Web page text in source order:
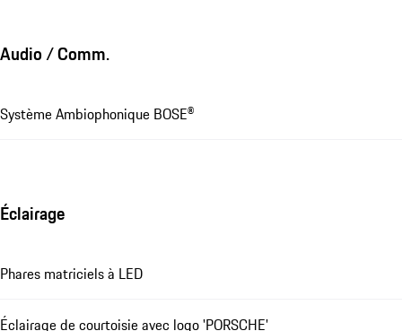
Audio / Comm.
Système Ambiophonique BOSE®
Éclairage
Phares matriciels à LED
Éclairage de courtoisie avec logo 'PORSCHE'